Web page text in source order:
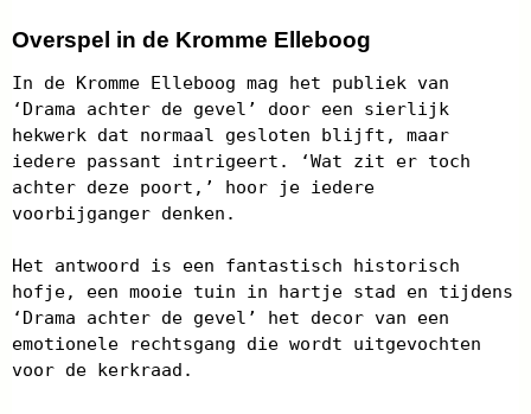
Overspel in de Kromme Elleboog
In de Kromme Elleboog mag het publiek van
‘Drama achter de gevel’ door een sierlijk
hekwerk dat normaal gesloten blijft, maar
iedere passant intrigeert. ‘Wat zit er toch
achter deze poort,’ hoor je iedere
voorbijganger denken.
Het antwoord is een fantastisch historisch
hofje, een mooie tuin in hartje stad en tijdens
‘Drama achter de gevel’ het decor van een
emotionele rechtsgang die wordt uitgevochten
voor de kerkraad.